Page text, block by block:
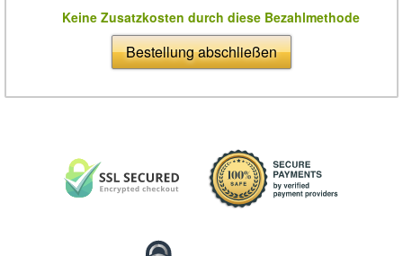
Keine Zusatzkosten durch diese Bezahlmethode
Bestellung abschließen